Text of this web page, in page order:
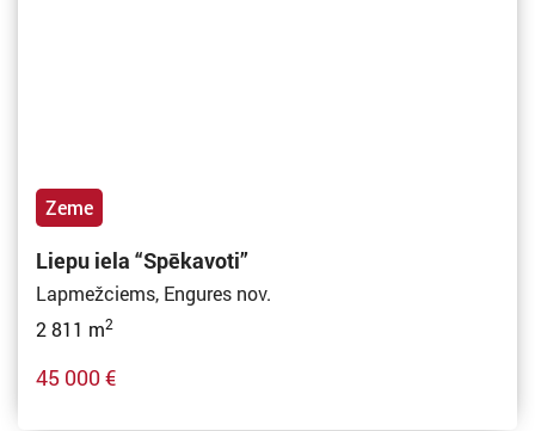
Zeme
Liepu iela “Spēkavoti”
Lapmežciems, Engures nov.
2 811 m2
45 000 €